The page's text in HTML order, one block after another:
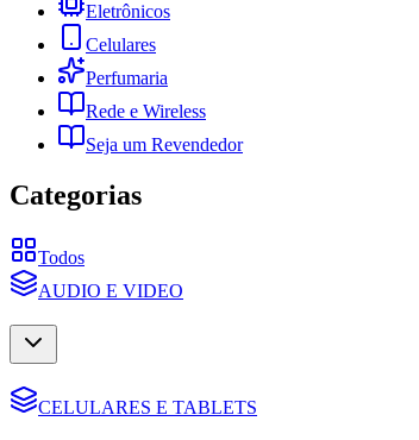
Eletrônicos
Celulares
Perfumaria
Rede e Wireless
Seja um Revendedor
Categorias
Todos
AUDIO E VIDEO
CELULARES E TABLETS